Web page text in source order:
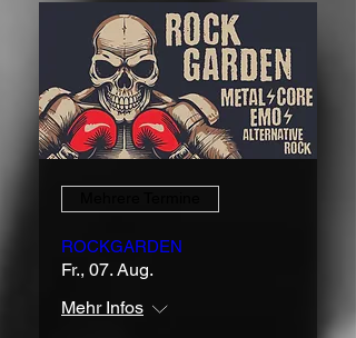
ROCKGARDEN
Fr., 07. Aug.
Mehr Infos